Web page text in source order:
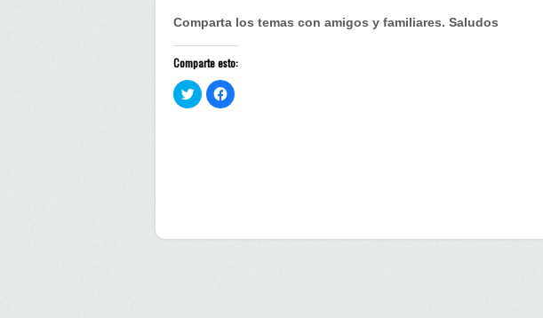
Comparta los temas con amigos y familiares. Saludos
Comparte esto:
H
a
p
H
a
p